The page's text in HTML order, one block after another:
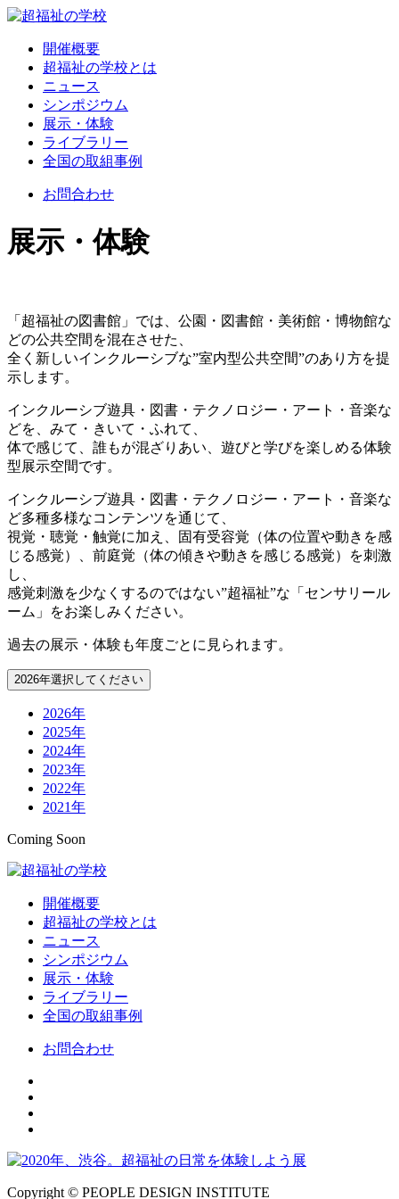
開催概要
超福祉の学校とは
ニュース
シンポジウム
展示・体験
ライブラリー
全国の取組事例
お問合わせ
展示・体験
「超福祉の図書館」では、公園・図書館・美術館・博物館な
どの公共空間を混在させた、
全く新しいインクルーシブな”室内型公共空間”のあり方を提
示します。
インクルーシブ遊具・図書・テクノロジー・アート・音楽な
どを、みて・きいて・ふれて、
体で感じて、誰もが混ざりあい、遊びと学びを楽しめる体験
型展示空間です。
インクルーシブ遊具・図書・テクノロジー・アート・音楽な
ど多種多様なコンテンツを通じて、
視覚・聴覚・触覚に加え、固有受容覚（体の位置や動きを感
じる感覚）、前庭覚（体の傾きや動きを感じる感覚）を刺激
し、
感覚刺激を少なくするのではない”超福祉”な「センサリール
ーム」をお楽しみください。
過去の展示・体験も年度ごとに見られます。
2026年選択してください
2026年
2025年
2024年
2023年
2022年
2021年
Coming Soon
開催概要
超福祉の学校とは
ニュース
シンポジウム
展示・体験
ライブラリー
全国の取組事例
お問合わせ
Copyright © PEOPLE DESIGN INSTITUTE